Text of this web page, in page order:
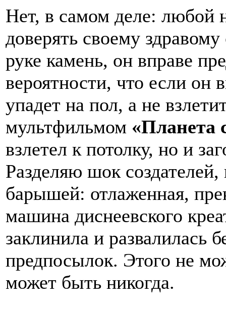
Нет, в самом деле: любой
доверять своему
руке камень, он вправе
вероятности, что если он
упадет на пол, а не
мультфильмом «Планета
взлетел к потолку, но и
Разделяю шок
барышей: отлаженная,
машина диснеевского
заклинила и развалилась
предпосылок. Этого не
может быть никогда.